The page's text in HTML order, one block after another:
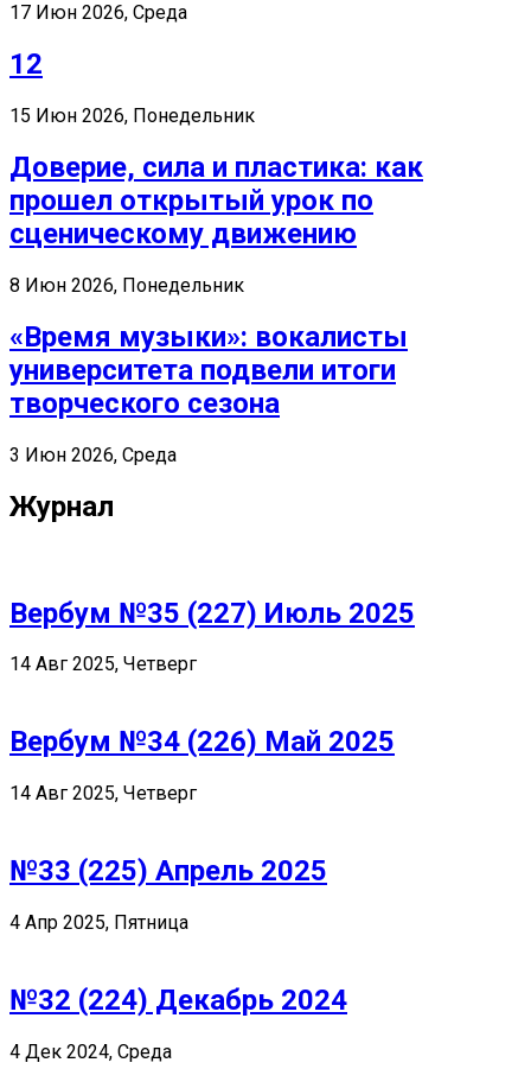
17 Июн 2026, Среда
12
15 Июн 2026, Понедельник
Доверие, сила и пластика: как
прошел открытый урок по
сценическому движению
8 Июн 2026, Понедельник
«Время музыки»: вокалисты
университета подвели итоги
творческого сезона
3 Июн 2026, Среда
Журнал
Вербум №35 (227) Июль 2025
14 Авг 2025, Четверг
Вербум №34 (226) Май 2025
14 Авг 2025, Четверг
№33 (225) Апрель 2025
4 Апр 2025, Пятница
№32 (224) Декабрь 2024
4 Дек 2024, Среда